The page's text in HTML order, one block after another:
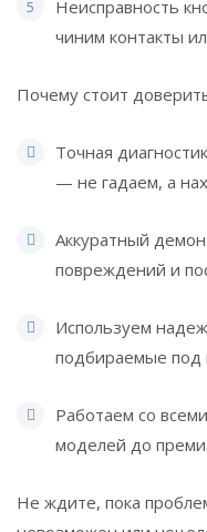
Неисправность
чиним контакты
Почему стоит
Точная
— не гадаем, а
Аккуратный
повреждений и
Используем
подбираемые под
Работаем со
моделей до
Не ждите, пока